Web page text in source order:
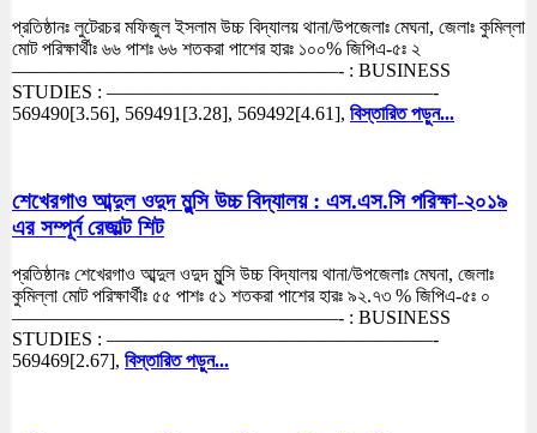
প্রতিষ্ঠানঃ লুটেরচর মফিজুল ইসলাম উচ্চ বিদ্যালয় থানা/উপজেলাঃ মেঘনা, জেলাঃ কুমিল্লা
মোট পরিক্ষার্থীঃ ৬৬ পাশঃ ৬৬ শতকরা পাশের হারঃ ১০০% জিপিএ-৫ঃ ২
—————————————————- : BUSINESS
STUDIES : —————————————————-
569490[3.56], 569491[3.28], 569492[4.61], বিস্তারিত পড়ুন...
শেখেরগাও আব্দুল ওদুদ মুন্সি উচ্চ বিদ্যালয় : এস.এস.সি পরিক্ষা-২০১৯
এর সম্পূর্ন রেজাল্ট শিট
প্রতিষ্ঠানঃ শেখেরগাও আব্দুল ওদুদ মুন্সি উচ্চ বিদ্যালয় থানা/উপজেলাঃ মেঘনা, জেলাঃ
কুমিল্লা মোট পরিক্ষার্থীঃ ৫৫ পাশঃ ৫১ শতকরা পাশের হারঃ ৯২.৭৩ % জিপিএ-৫ঃ ০
—————————————————- : BUSINESS
STUDIES : —————————————————-
569469[2.67], বিস্তারিত পড়ুন...